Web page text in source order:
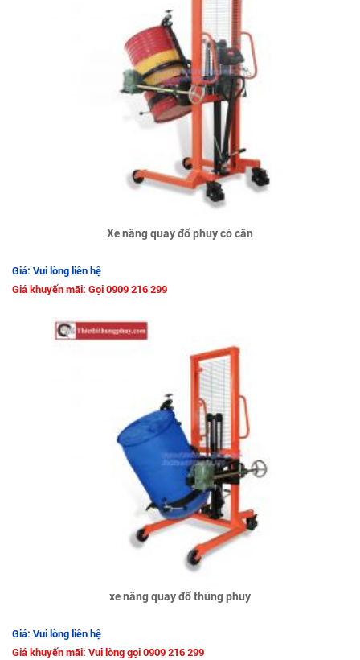
Xe nâng quay đổ phuy có cân
Giá: Vui lòng liên hệ
Giá khuyến mãi: Gọi 0909 216 299
xe nâng quay đổ thùng phuy
Giá: Vui lòng liên hệ
Giá khuyến mãi: Vui lòng gọi 0909 216 299